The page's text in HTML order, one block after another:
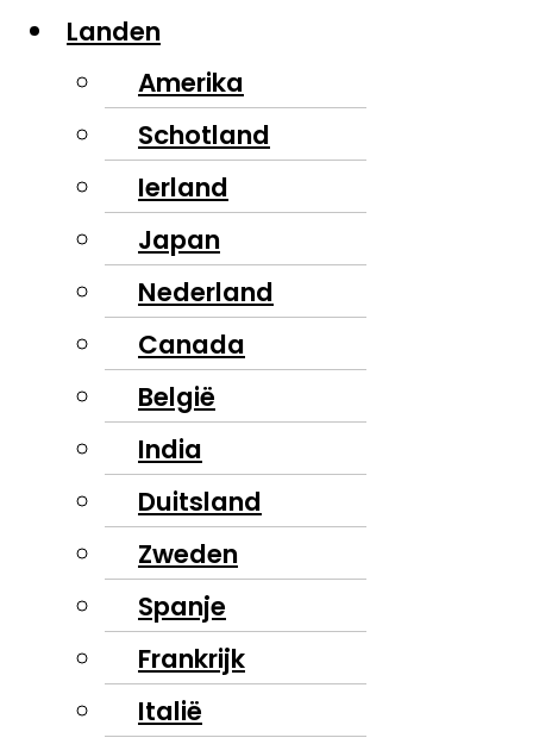
Landen
Amerika
Schotland
Ierland
Japan
Nederland
Canada
België
India
Duitsland
Zweden
Spanje
Frankrijk
Italië